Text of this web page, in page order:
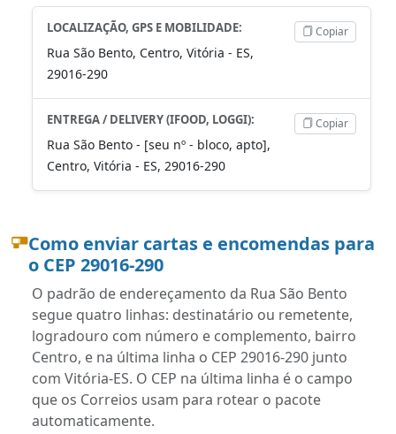
LOCALIZAÇÃO, GPS E MOBILIDADE:
Rua São Bento, Centro, Vitória - ES,
29016-290
Copiar
ENTREGA / DELIVERY (IFOOD, LOGGI):
Rua São Bento - [seu nº - bloco, apto],
Centro, Vitória - ES, 29016-290
Copiar
Como enviar cartas e encomendas para
o CEP 29016-290
O padrão de endereçamento da Rua São Bento
segue quatro linhas: destinatário ou remetente,
logradouro com número e complemento, bairro
Centro, e na última linha o CEP 29016-290 junto
com Vitória-ES. O CEP na última linha é o campo
que os Correios usam para rotear o pacote
automaticamente.